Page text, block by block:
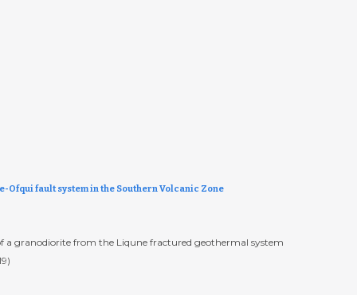
fault system in the Southern Volcanic Zone
a granodiorite from the Liqune fractured geothermal system